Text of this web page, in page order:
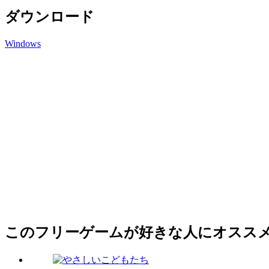
ダウンロード
Windows
このフリーゲームが好きな人にオスス